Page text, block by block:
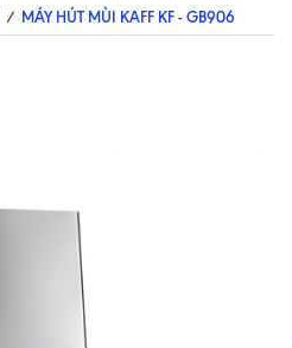
/ MÁY HÚT MÙI KAFF KF - GB906